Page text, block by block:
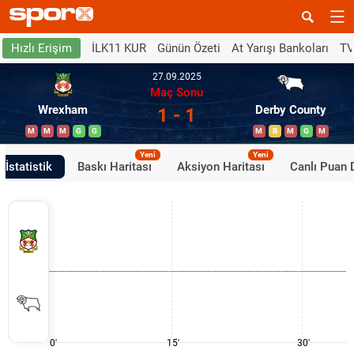
Hızlı Erişim İLK11 KUR Günün Özeti At Yarışı Bankoları
Wrexham
M M M G G
27.09.2025
Maç Sonu
1 - 1 Derby County
M B M G M
İstatistik Baskı Haritası
Yeni
Aksiyon Haritası
Yeni
Canlı Puan
0' 15' 30'